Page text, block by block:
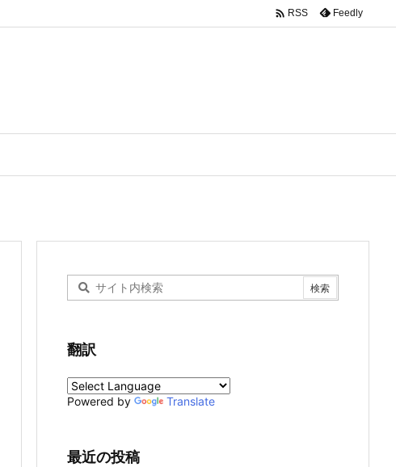
 RSS Feedly
翻訳
Powered by Translate
最近の投稿